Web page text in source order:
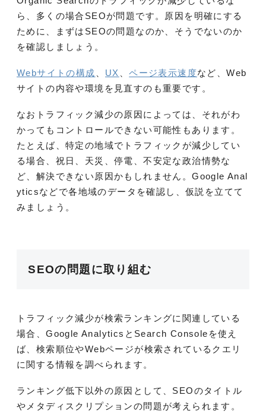
ら、多くの場合SEOが問題です。原因を明確にする
ために、まずはSEOの問題なのか、そうでないのか
を確認しましょう。
Webサイトの構成 UX 、ページ表示速度など、Web
サイトの内容や環境を見直すのも重要です。
なおトラフィック減少の原因によっては、それがわ
かってもコントロールできない可能性もあります。
たとえば、特定の地域でトラフィックが減少してい
る場合、祝日、天災、停電、不安定な政治情勢な
ど、解決できない原因かもしれません。Google Anal
yticsなどで各地域のデータを確認し、仮説を立てて
みましょう。
SEOの問題に取り組む
トラフィック減少が検索ランキングに関連している
場合、Google AnalyticsとSearch Consoleを使え
ば、検索順位やWebページが検索されているクエリ
に関する情報を調べられます。
ランキング低下以外の原因として、SEOのタイトル
やメタディスクリプションの問題が考えられます。